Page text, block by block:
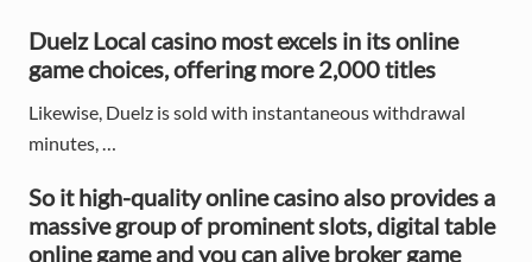
Duelz Local casino most excels in its online
game choices, offering more 2,000 titles
Likewise, Duelz is sold with instantaneous withdrawal
minutes, …
So it high-quality online casino also provides a
massive group of prominent slots, digital table
online game and you can alive broker game